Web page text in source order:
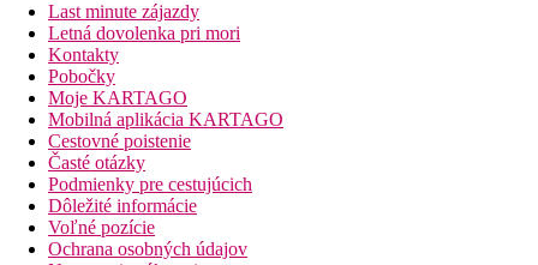
Last minute zájazdy
Letná dovolenka pri mori
Kontakty
Pobočky
Moje KARTAGO
Mobilná aplikácia KARTAGO
Cestovné poistenie
Časté otázky
Podmienky pre cestujúcich
Dôležité informácie
Voľné pozície
Ochrana osobných údajov